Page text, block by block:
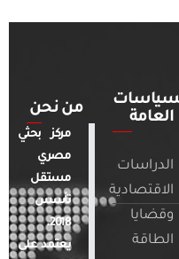
العامة
الدراسات
الاقتصادية
وقضايا
الطاقة
من نحن
مركز بحثي
مصري
مستقل
تأسس
2018.
يعتمد على